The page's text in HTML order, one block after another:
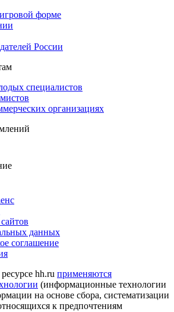
форме
России
специалистов
организациях
данных
соглашение
hh.ru применяются
(информационные технологии
на основе сбора, систематизации
к предпочтениям